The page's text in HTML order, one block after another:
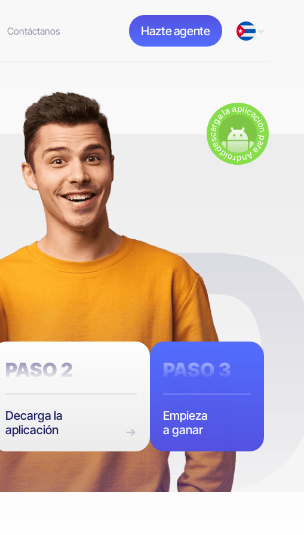
Contáctanos Hazte agente
descarga la aplicación para Android.
PASO 2
Decarga la
aplicación
PASO 3
Empieza
a ganar